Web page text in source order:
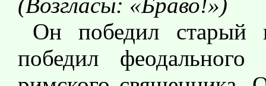
Он победил старый
победил феодального